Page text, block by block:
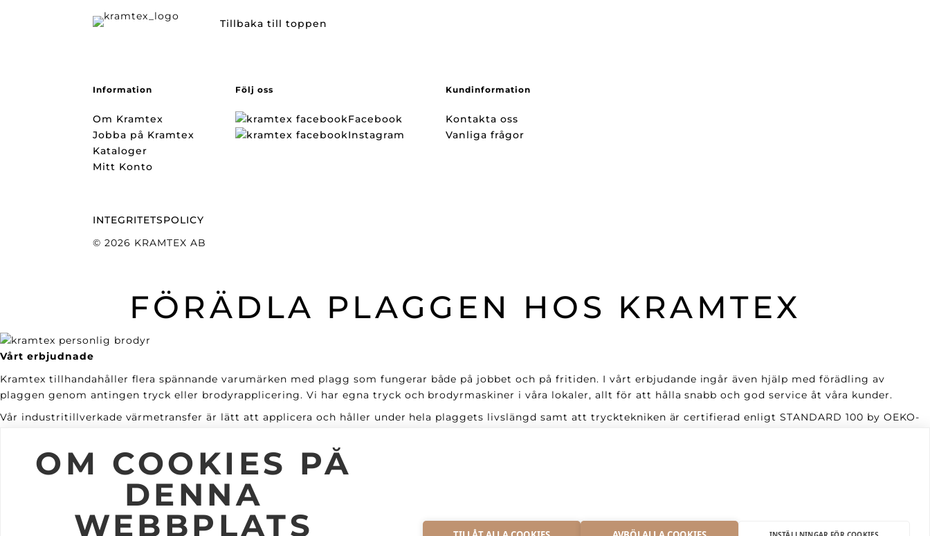
OM COOKIES PÅ
DENNA
WEBBPLATS
Tillbaka till toppen
Information
Om Kramtex
Jobba på Kramtex
Kataloger
Mitt Konto
Följ oss
Facebook
Instagram
Kundinformation
Kontakta oss
Vanliga frågor
INTEGRITETSPOLICY
© 2026 KRAMTEX AB
FÖRÄDLA PLAGGEN HOS KRAMTEX
Vårt erbjudnade
Kramtex tillhandahåller flera spännande varumärken med plagg som fungerar både på jobbet och på fritiden. I vårt erbjudande ingår även hjälp med förädling av
plaggen genom antingen tryck eller brodyrapplicering. Vi har egna tryck och brodyrmaskiner i våra lokaler, allt för att hålla snabb och god service åt våra kunder.
Vår industritillverkade värmetransfer är lätt att applicera och håller under hela plaggets livslängd samt att trycktekniken är certifierad enligt STANDARD 100 by OEKO-
Service
Vi erbjuder en enkel orderhantering och kundunika lösningar, allt efter era önskemål.
Vi arbetar hållbart. Våra transferdekaler är Öko-Tex- och Bluesign certifierade samt PVC/Ftalatfria. De är mjuka, anpassningsbara och tål många gånger både